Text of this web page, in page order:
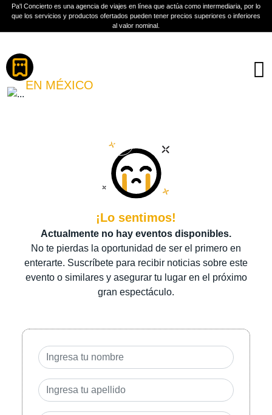
Pa'l Concierto es una agencia de viajes en línea que actúa como intermediaria, por lo
que los servicios y productos ofertados pueden tener precios superiores o inferiores
al valor nominal.
VIVE CHIHUAHUA FEST
EN MÉXICO
Más información
¡Lo sentimos!
Actualmente no hay eventos disponibles.
No te pierdas la oportunidad de ser el primero en
enterarte. Suscríbete para recibir noticias sobre este
evento o similares y asegurar tu lugar en el próximo
gran espectáculo.